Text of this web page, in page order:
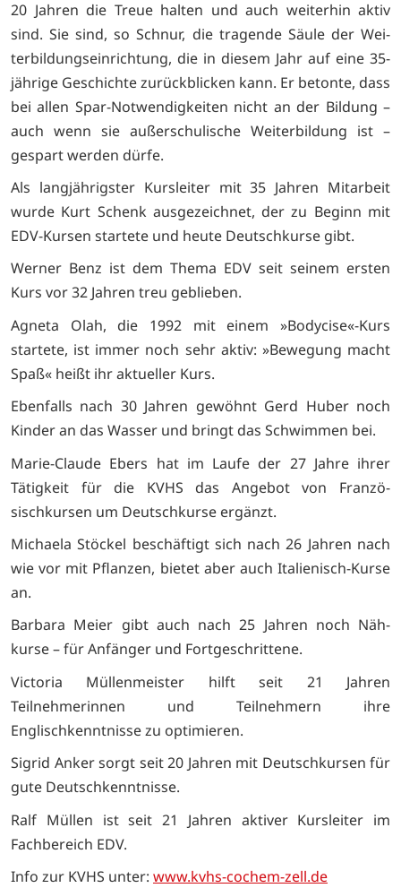
20 Jahren die Treue halten und auch weiterhin aktiv
sind. Sie sind, so Schnur, die tragende Säule der Wei-
terbildungseinrichtung, die in diesem Jahr auf eine 35-
jährige Geschichte zurückblicken kann. Er betonte, dass
bei allen Spar-Notwendigkeiten nicht an der Bildung –
auch wenn sie außerschulische Weiterbildung ist –
gespart werden dürfe.
Als langjährigster Kursleiter mit 35 Jahren Mitarbeit
wurde Kurt Schenk ausgezeichnet, der zu Beginn mit
EDV-Kursen startete und heute Deutschkurse gibt.
Werner Benz ist dem Thema EDV seit seinem ersten
Kurs vor 32 Jahren treu geblieben.
Agneta Olah, die 1992 mit einem »Bodycise«-Kurs
startete, ist immer noch sehr aktiv: »Bewegung macht
Spaß« heißt ihr aktueller Kurs.
Ebenfalls nach 30 Jahren gewöhnt Gerd Huber noch
Kinder an das Wasser und bringt das Schwimmen bei.
Marie-Claude Ebers hat im Laufe der 27 Jahre ihrer
Tätigkeit für die KVHS das Angebot von Franzö-
sischkursen um Deutschkurse ergänzt.
Michaela Stöckel beschäftigt sich nach 26 Jahren nach
wie vor mit Pflanzen, bietet aber auch Italienisch-Kurse
an.
Barbara Meier gibt auch nach 25 Jahren noch Näh-
kurse – für Anfänger und Fortgeschrittene.
Victoria Müllenmeister hilft seit 21 Jahren
Teilnehmerinnen und Teilnehmern ihre
Englischkenntnisse zu optimieren.
Sigrid Anker sorgt seit 20 Jahren mit Deutschkursen für
gute Deutschkenntnisse.
Ralf Müllen ist seit 21 Jahren aktiver Kursleiter im
Fachbereich EDV.
Info zur KVHS unter: www.kvhs-cochem-zell.de